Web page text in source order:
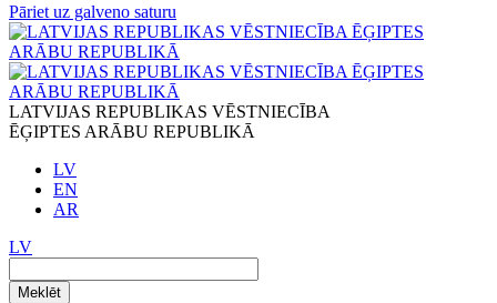
Pāriet uz galveno saturu
LATVIJAS REPUBLIKAS VĒSTNIECĪBA
ĒĢIPTES ARĀBU REPUBLIKĀ
LV
EN
AR
LV
Meklēt